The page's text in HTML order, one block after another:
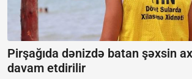
Pirşağıda dənizdə batan şəxsin
davam etdirilir